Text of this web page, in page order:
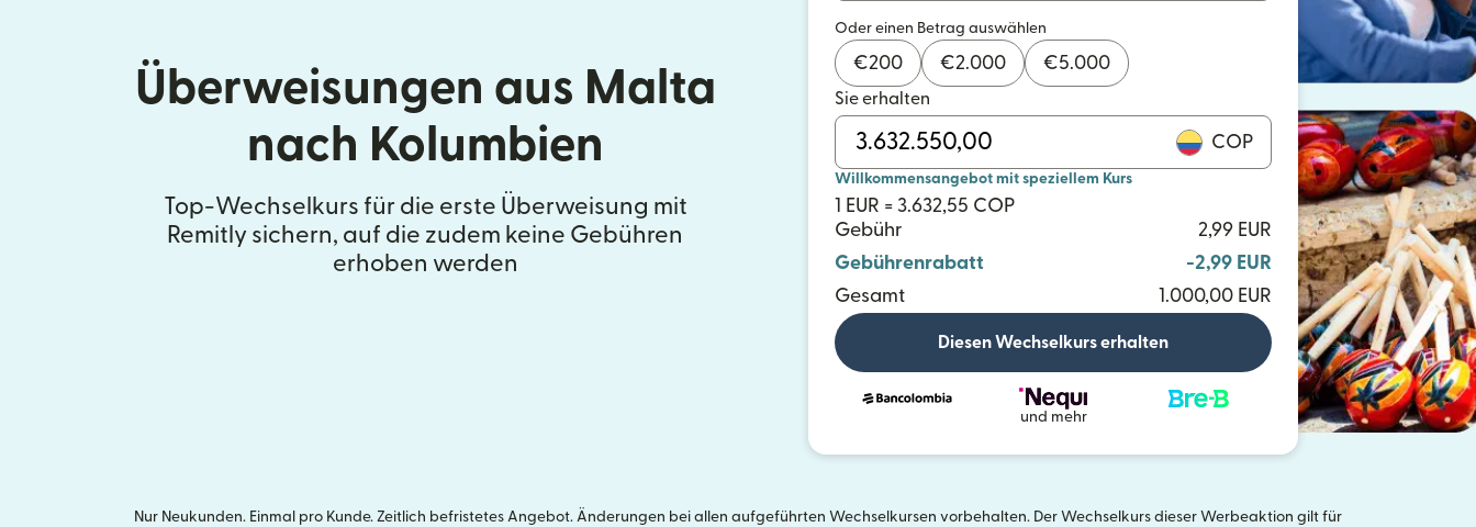
Überweisungen aus Malta
nach Kolumbien
Top-Wechselkurs für die erste Überweisung mit
Remitly sichern, auf die zudem keine Gebühren
erhoben werden
Oder einen Betrag auswählen
€200 €2.000 €5.000
Sie erhalten
COP
Willkommensangebot mit speziellem Kurs
1 EUR = 3.632,55 COP
Gebühr
2,99 EUR
Gebührenrabatt
-2,99 EUR
Gesamt
1.000,00 EUR
Diesen Wechselkurs erhalten
und mehr
Nur Neukunden. Einmal pro Kunde. Zeitlich befristetes Angebot. Änderungen bei allen aufgeführten Wechselkursen vorbehalten. Der Wechselkurs dieser Werbeaktion gilt für